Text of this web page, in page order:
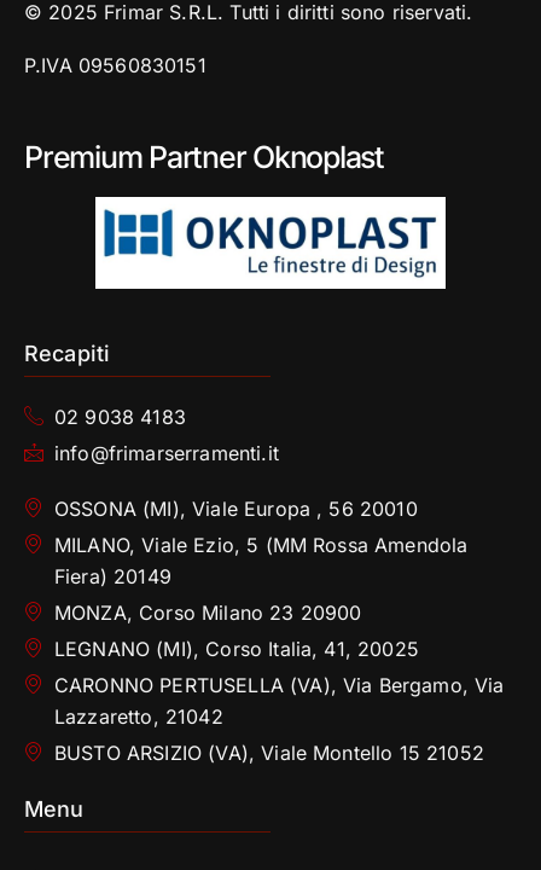
© 2025 Frimar S.R.L. Tutti i diritti sono riservati.
P.IVA 09560830151
Premium Partner Oknoplast
Recapiti
02 9038 4183
info@frimarserramenti.it
OSSONA (MI), Viale Europa , 56 20010
MILANO, Viale Ezio, 5 (MM Rossa Amendola
Fiera) 20149
MONZA, Corso Milano 23 20900
LEGNANO (MI), Corso Italia, 41, 20025
CARONNO PERTUSELLA (VA), Via Bergamo, Via
Lazzaretto, 21042
BUSTO ARSIZIO (VA), Viale Montello 15 21052
Menu